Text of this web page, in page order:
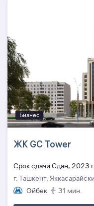
Бизнес
ЖК GC Tower
Cрок сдачи Сдан, 2023 г.
г. Ташкент,
Ойбек
31 мин.